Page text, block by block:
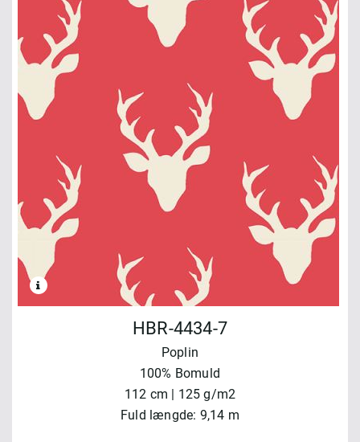
HBR-4434-7
Poplin
100% Bomuld
112 cm | 125 g/m2
Fuld længde: 9,14 m